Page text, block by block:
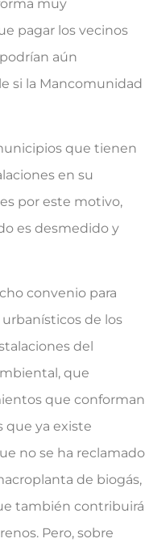
muy
pagar los vecinos
aún
si la Mancomunidad
que tienen
en su
por este motivo,
es desmedido y
convenio para
de los
del
que
que conforman
que ya existe
no se ha reclamado
de biogás,
también contribuirá
Pero, sobre